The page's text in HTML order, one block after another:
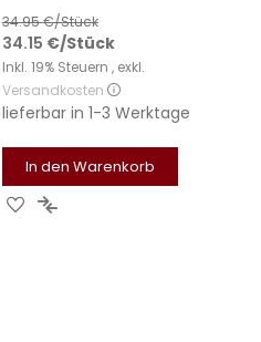
34.95€/Stück
34.15 €/Stück
Inkl. 19% Steuern , exkl.
Versandkosten
lieferbar in 1-3 Werktage
In den Warenkorb
Zur Zur